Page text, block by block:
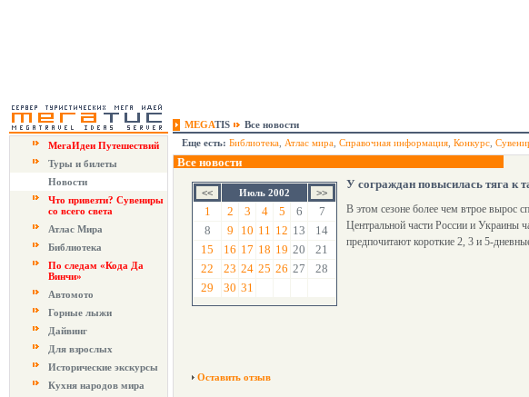
MEGATIS
Все новости
МегаИдеи Путешествий
Туры и билеты
Новости
Что привезти? Сувениры
со всего света
Атлас Мира
Библиотека
По следам «Кода Да
Винчи»
Автомото
Горные лыжи
Дайвинг
Для взрослых
Исторические экскурсы
Кухня народов мира
Еще есть: Библиотека Атлас мира Справочная информация Конкурс
Все новости
Июль 2002
1 2 3 4 5 6
7
8
9 10 11 12 13
14
15
16 17 18 19 20
21
22
23 24 25 26 27
28
29
30 31
У сограждан повысилась тяга к
В этом сезоне более чем втрое вырос
Центральной части России и Украины
предпочитают короткие 2, 3 и 5-
Оставить отзыв